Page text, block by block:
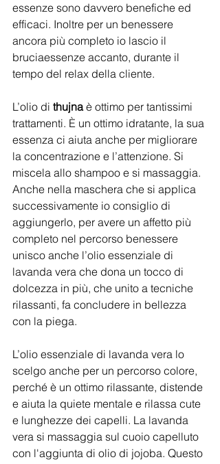
essenze sono davvero benefiche ed
efficaci. Inoltre per un benessere
ancora più completo io lascio il
bruciaessenze accanto, durante il
tempo del relax della cliente.
L’olio di thujna è ottimo per tantissimi
trattamenti. È un ottimo idratante, la sua
essenza ci aiuta anche per migliorare
la concentrazione e l’attenzione. Si
miscela allo shampoo e si massaggia.
Anche nella maschera che si applica
successivamente io consiglio di
aggiungerlo, per avere un affetto più
completo nel percorso benessere
unisco anche l’olio essenziale di
lavanda vera che dona un tocco di
dolcezza in più, che unito a tecniche
rilassanti, fa concludere in bellezza
con la piega.
L’olio essenziale di lavanda vera lo
scelgo anche per un percorso colore,
perché è un ottimo rilassante, distende
e aiuta la quiete mentale e rilassa cute
e lunghezze dei capelli. La lavanda
vera si massaggia sul cuoio capelluto
con l'aggiunta di olio di jojoba. Questo